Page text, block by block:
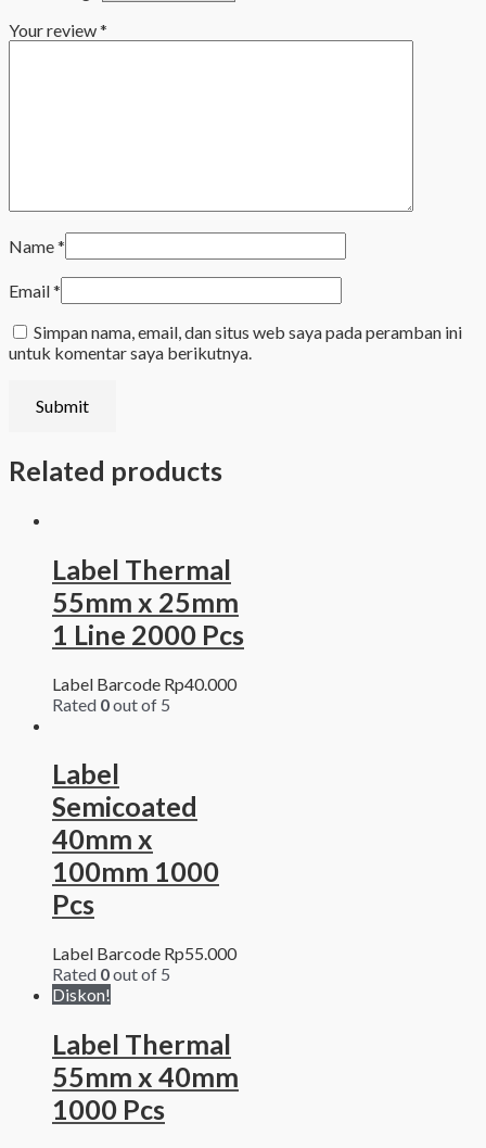
Your review*
Name*
Email*
Simpan nama, email, dan situs web saya pada peramban ini
untuk komentar saya berikutnya.
Related products
Label Thermal
55mm x 25mm
1 Line 2000 Pcs
Label Barcode Rp40.000
Rated 0out of 5
Label
Semicoated
40mm x
100mm 1000
Pcs
Label Barcode Rp55.000
Rated 0out of 5
Diskon!
Label Thermal
55mm x 40mm
1000 Pcs